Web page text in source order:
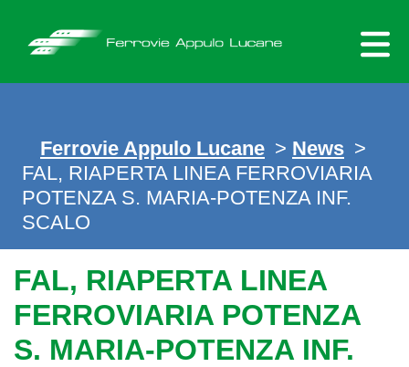
content
Ferrovie Appulo Lucane > News >
FAL, RIAPERTA LINEA FERROVIARIA
POTENZA S. MARIA-POTENZA INF.
SCALO
FAL, RIAPERTA LINEA
FERROVIARIA POTENZA
S. MARIA-POTENZA INF.